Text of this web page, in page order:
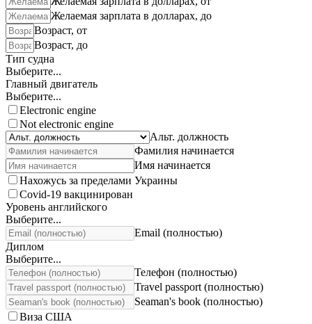
Желаемая зарплата в долларах, до
Возраст, от
Возраст, до
Тип судна
Выберите...
Главный двигатель
Выберите...
Electronic engine
Not electronic engine
Альт. должность
Фамилия начинается
Имя начинается
Нахожусь за пределами Украины
Covid-19 вакцинирован
Уровень английского
Выберите...
Email (полностью)
Диплом
Выберите...
Телефон (полностью)
Travel passport (полностью)
Seaman's book (полностью)
Виза США